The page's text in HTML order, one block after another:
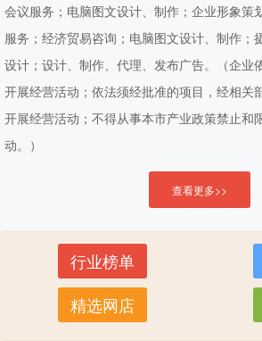
会议服务；电脑图文设计、制作；企业形象策
服务；经济贸易咨询；电脑图文设计、制作；
设计；设计、制作、代理、发布广告。（企业
开展经营活动；依法须经批准的项目，经相关
开展经营活动；不得从事本市产业政策禁止和
动。）
查看更多>>
行业榜单
精选网店